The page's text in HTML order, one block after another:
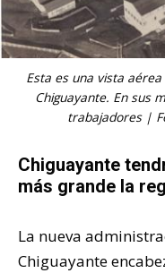
Esta es una vista
Chiguayante. En sus
trabajadores |
Chiguayante
más grande la
La nueva
Chiguayante